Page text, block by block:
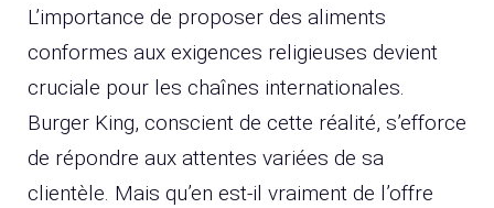
L’importance de proposer des aliments
conformes aux exigences religieuses devient
cruciale pour les chaînes internationales.
Burger King, conscient de cette réalité, s’efforce
de répondre aux attentes variées de sa
clientèle. Mais qu’en est-il vraiment de l’offre